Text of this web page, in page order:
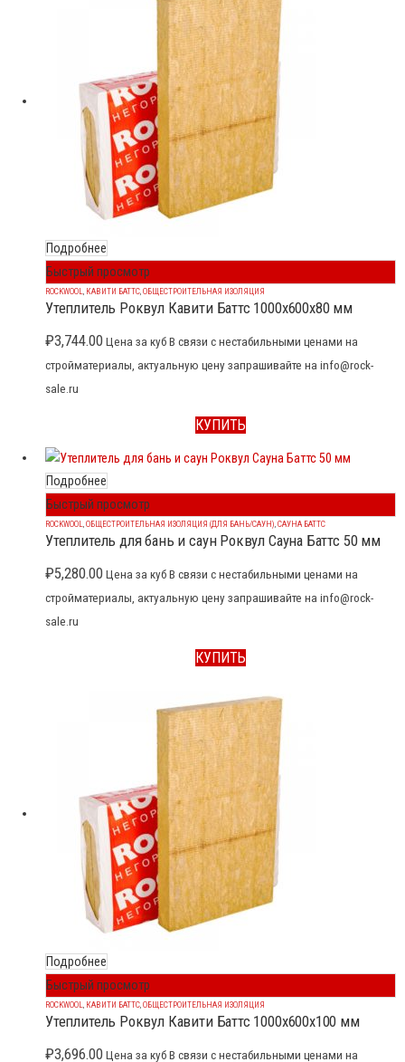
Подробнее
Быстрый просмотр
ROCKWOOL КАВИТИ БАТТС ОБЩЕСТРОИТЕЛЬНАЯ ИЗОЛЯЦИЯ
Утеплитель Роквул Кавити Баттс 1000x600x80 мм
₽3,744.00 Цена за куб В связи с нестабильными ценами на
стройматериалы, актуальную цену запрашивайте на info@rock-
sale.ru
КУПИТЬ
Подробнее
Быстрый просмотр
ROCKWOOL ОБЩЕСТРОИТЕЛЬНАЯ ИЗОЛЯЦИЯ (ДЛЯ БАНЬ/САУН) САУНА БАТТС
Утеплитель для бань и саун Роквул Сауна Баттс 50 мм
₽5,280.00 Цена за куб В связи с нестабильными ценами на
стройматериалы, актуальную цену запрашивайте на info@rock-
sale.ru
КУПИТЬ
Подробнее
Быстрый просмотр
ROCKWOOL КАВИТИ БАТТС ОБЩЕСТРОИТЕЛЬНАЯ ИЗОЛЯЦИЯ
Утеплитель Роквул Кавити Баттс 1000x600x100 мм
₽3,696.00 Цена за куб В связи с нестабильными ценами на